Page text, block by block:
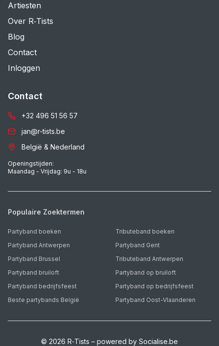
Artiesten
Over R‑Tists
Blog
Contact
Inloggen
Contact
+32 496 51 56 57
jan@r-tists.be
België & Nederland
Openingstijden:
Maandag - Vrijdag: 9u - 18u
Populaire Zoektermen
Partyband boeken
Tributeband boeken
Partyband Antwerpen
Partyband Gent
Partyband Brussel
Tributeband Antwerpen
Partyband bruiloft
Partyband op bruiloft
Partyband bedrijfsfeest
Partyband op bedrijfsfeest
Beste partybands België
Partyband Oost-Vlaanderen
© 2026 R‑Tists – powered by Socialise.be